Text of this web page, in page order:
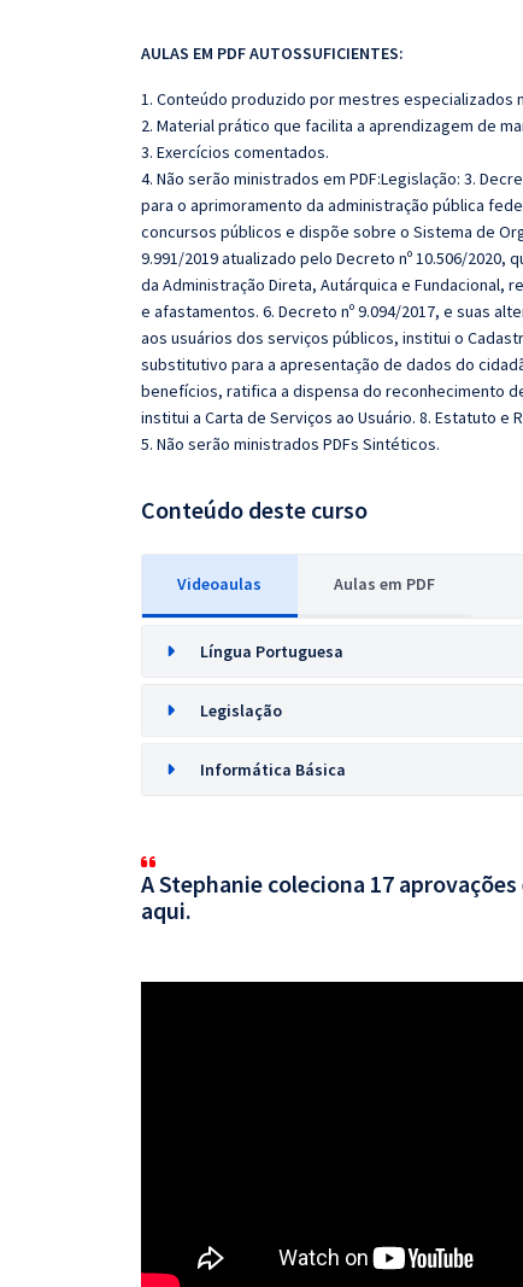
AULAS EM PDF AUTOSSUFICIENTES:
1. Conteúdo produzido por mestres
2. Material prático que facilita a aprendizagem de
3. Exercícios comentados.
4. Não serão ministrados em PDF:Legislação: 3.
para o aprimoramento da administração pública
concursos públicos e dispõe sobre o Sistema de
9.991/2019 atualizado pelo Decreto nº 10.506/
da Administração Direta, Autárquica e Fundacional,
e afastamentos. 6. Decreto nº 9.094/2017, e suas
aos usuários dos serviços públicos, institui o
substitutivo para a apresentação de dados do
benefícios, ratifica a dispensa do reconhecimento
institui a Carta de Serviços ao Usuário. 8. Estatuto e
5. Não serão ministrados PDFs Sintéticos.
Conteúdo deste curso
Videoaulas Aulas em PDF
Língua Portuguesa
Legislação
Informática Básica
A Stephanie coleciona 17
aqui.